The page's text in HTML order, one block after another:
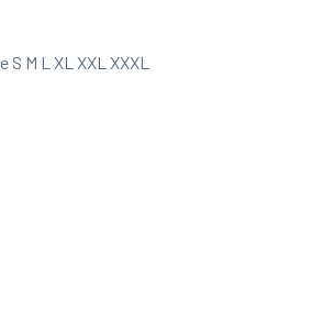
M L XL XXL XXXL